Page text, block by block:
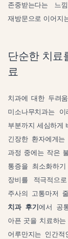
존중받는다는
재방문으로 이어지
단순한 치료
료
치과에 대한 두려
미소나무치과는
부분까지 세심하게
긴장한 환자에게
과정 중에는 작은
통증을 최소화하
장비를 적극적으
주사의 고통마저
치과 후기에서 공
아픈 곳을 치료하
어루만지는 인간적